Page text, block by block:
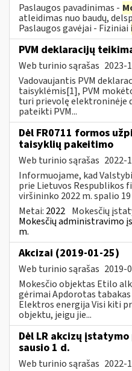
Paslaugos pavadinimas -
atleidimas nuo baudų,
Paslaugos gavėjai - Fiziniai
PVM deklaracijų
Web turinio sąrašas 2023-
Vadovaujantis PVM
taisyklėmis[1], PVM
turi prievolę elektroninėje
pateikti PVM...
Dėl FR0711 formos
taisyklių pakeitimo
Web turinio sąrašas 2022-
Informuojame, kad
prie Lietuvos Respublikos
viršininko 2022 m. spalio 19
Metai: 2022 Mokesčių
Mokesčių administravimo
m.
Akcizai (2019-01-25)
Web turinio sąrašas 2019-
Mokesčio objektas Etilo
gėrimai Apdorotas
Elektros energija Visi kiti
objektu, jeigu jie...
Dėl LR akcizų
sausio 1 d.
Web turinio sąrašas 2022-